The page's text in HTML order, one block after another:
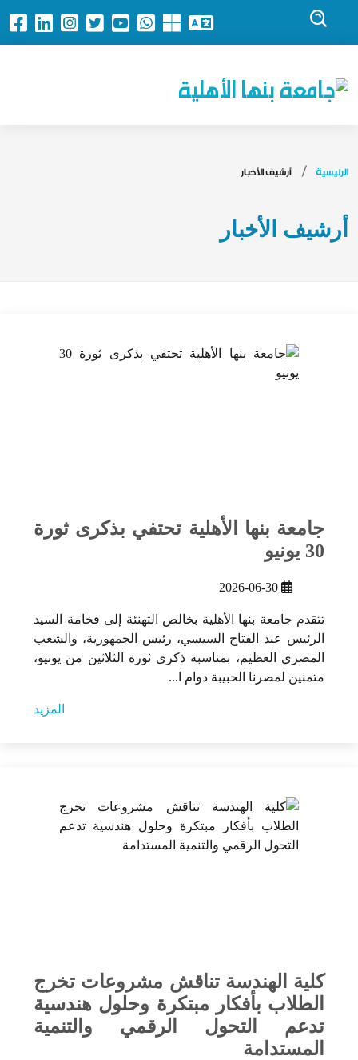
جامعة بنها الأهلية
الرئيسية أرشيف الأخبار
أرشيف الأخبار
جامعة بنها الأهلية تحتفي بذكرى ثورة
30 يونيو
2026-06-30
تتقدم جامعة بنها الأهلية بخالص التهنئة إلى فخامة السيد
الرئيس عبد الفتاح السيسي، رئيس الجمهورية، والشعب
المصري العظيم، بمناسبة ذكرى ثورة الثلاثين من يونيو،
متمنين لمصرنا الحبيبة دوام ا...
المزيد
كلية الهندسة تناقش مشروعات تخرج
الطلاب بأفكار مبتكرة وحلول هندسية
تدعم التحول الرقمي والتنمية
المستدامة